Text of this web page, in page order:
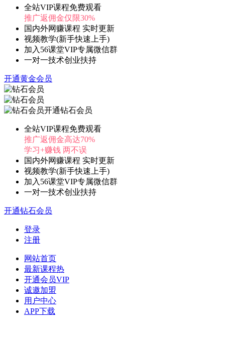
全站VIP课程免费观看
推广返佣金仅限30%
国内外网赚课程 实时更新
视频教学(新手快速上手)
加入56课堂VIP专属微信群
一对一技术创业扶持
开通黄金会员
开通钻石会员
全站VIP课程免费观看
推广返佣金高达70%
学习+赚钱 两不误
国内外网赚课程 实时更新
视频教学(新手快速上手)
加入56课堂VIP专属微信群
一对一技术创业扶持
开通钻石会员
登录
注册
网站首页
最新课程热
开通会员VIP
诚邀加盟
用户中心
APP下载